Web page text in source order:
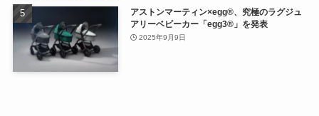
アストンマーティン×egg®、究極のラグジュ
アリーベビーカー「egg3®」を発表
2025年9月9日